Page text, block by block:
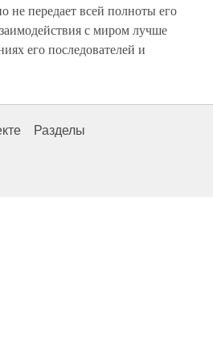
не передает всей полноты его
с миром лучше
его последователей и
Разделы